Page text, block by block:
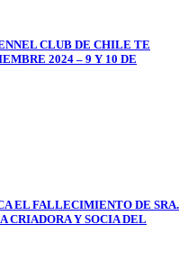
CLUB DE CHILE TE
2024 – 9 Y 10 DE
EL FALLECIMIENTO DE SRA.
CRIADORA Y SOCIA DEL